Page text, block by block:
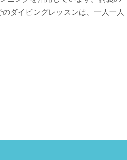
ダイビングレッスンは、一人一人